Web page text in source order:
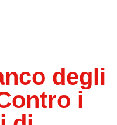
degli
i